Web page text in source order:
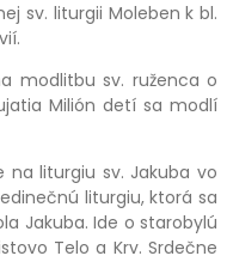
sv. liturgii Moleben k bl.
modlitbu sv. ruženca o
Milión detí sa modlí
na liturgiu sv. Jakuba vo
liturgiu, ktorá sa
Jakuba. Ide o starobylú
Telo a Krv. Srdečne